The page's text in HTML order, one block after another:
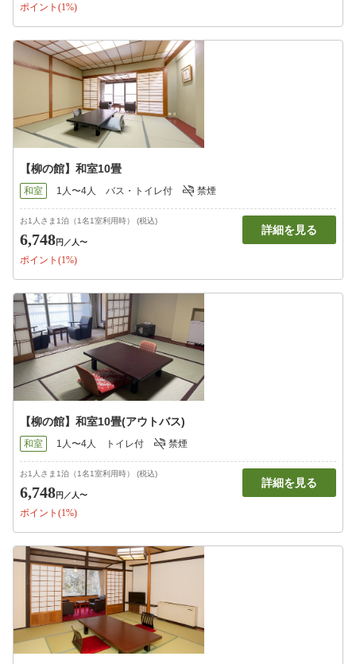
ポイント(1%)
【柳の館】和室10畳
和室 1人〜4人 バス・トイレ付 禁煙
お1人さま1泊（1名1室利用時） (税込)
6,748円 ／人〜
ポイント(1%)
詳細を見る
【柳の館】和室10畳(アウトバス)
和室 1人〜4人 トイレ付 禁煙
お1人さま1泊（1名1室利用時） (税込)
6,748円 ／人〜
ポイント(1%)
詳細を見る